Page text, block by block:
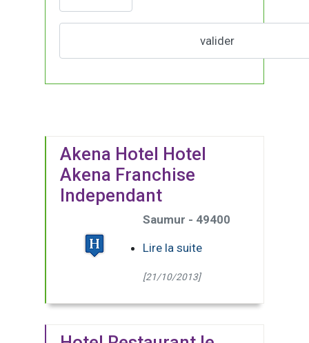
Akena Hotel Hotel
Akena Franchise
Independant
Saumur - 49400
Lire la suite
[21/10/2013]